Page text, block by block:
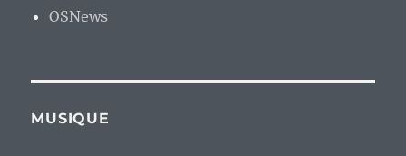
OSNews
MUSIQUE